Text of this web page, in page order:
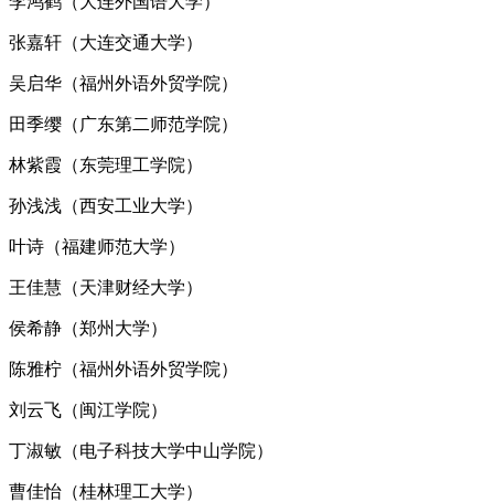
张嘉轩（大连交通大学）
吴启华（福州外语外贸学院）
田季缨（广东第二师范学院）
林紫霞（东莞理工学院）
孙浅浅（西安工业大学）
叶诗（福建师范大学）
王佳慧（天津财经大学）
侯希静（郑州大学）
陈雅柠（福州外语外贸学院）
刘云飞（闽江学院）
丁淑敏（电子科技大学中山学院）
曹佳怡（桂林理工大学）